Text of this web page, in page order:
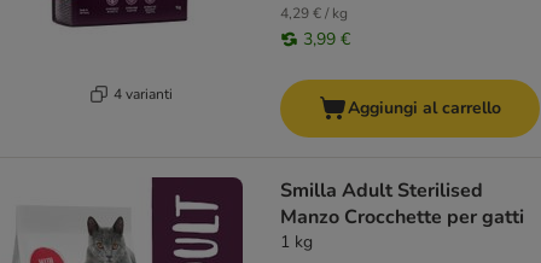
4 varianti
4,29 € / kg
3,99 €
Aggiungi al carrello
Smilla Adult Sterilised
Manzo Crocchette per gatti
1 kg